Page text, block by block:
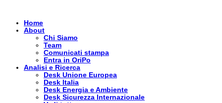
Home
About
Chi Siamo
Team
Comunicati stampa
Entra in OriPo
Analisi e Ricerca
Desk Unione Europea
Desk Italia
Desk Energia e Ambiente
Desk Sicurezza Internazionale